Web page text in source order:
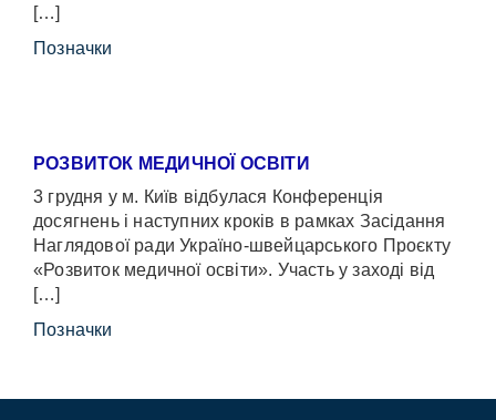
[…]
Позначки
РОЗВИТОК МЕДИЧНОЇ ОСВІТИ
3 грудня у м. Київ відбулася Конференція
досягнень і наступних кроків в рамках Засідання
Наглядової ради Україно-швейцарського Проєкту
«Розвиток медичної освіти». Участь у заході від
[…]
Позначки